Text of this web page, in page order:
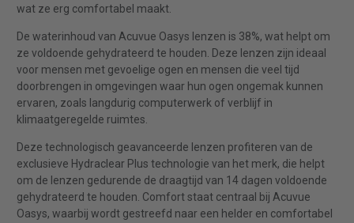
wat ze erg comfortabel maakt.
De waterinhoud van Acuvue Oasys lenzen is 38%, wat helpt om
ze voldoende gehydrateerd te houden. Deze lenzen zijn ideaal
voor mensen met gevoelige ogen en mensen die veel tijd
doorbrengen in omgevingen waar hun ogen ongemak kunnen
ervaren, zoals langdurig computerwerk of verblijf in
klimaatgeregelde ruimtes.
Deze technologisch geavanceerde lenzen profiteren van de
exclusieve Hydraclear Plus technologie van het merk, die helpt
om de lenzen gedurende de draagtijd van 14 dagen voldoende
gehydrateerd te houden. Comfort staat centraal bij Acuvue
Oasys, waarbij wordt gestreefd naar een helder en comfortabel